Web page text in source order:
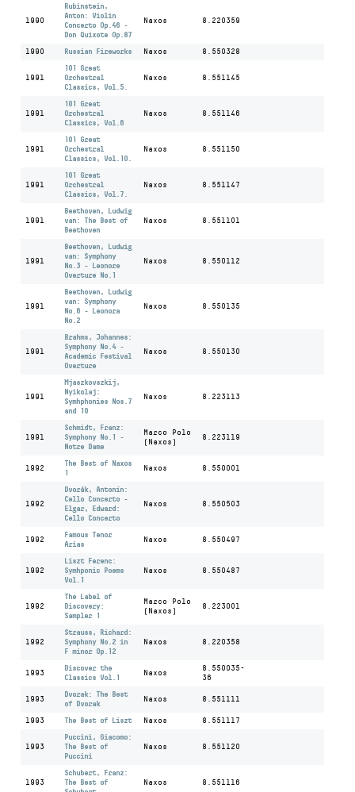
1990
Rubinstein,
Anton: Violin
Concerto Op.46 -
Don Quixote Op.87
Naxos 8.220359
1990 Russian Fireworks Naxos 8.550328
1991
101 Great
Orchestral
Classics, Vol.5.
Naxos 8.551145
1991
101 Great
Orchestral
Classics, Vol.6
Naxos 8.551146
1991
101 Great
Orchestral
Classics, Vol.10.
Naxos 8.551150
1991
101 Great
Orchestral
Classics, Vol.7.
Naxos 8.551147
1991
Beethoven, Ludwig
van: The Best of
Beethoven
Naxos 8.551101
1991
Beethoven, Ludwig
van: Symphony
No.3 - Leonore
Overture No.1
Naxos 8.550112
1991
Beethoven, Ludwig
van: Symphony
No.6 - Leonora
No.2
Naxos 8.550135
1991
Brahms, Johannes:
Symphony No.4 -
Academic Festival
Overture
Naxos 8.550130
1991
Mjaszkovszkij,
Nyikolaj:
Symhphonies Nos.7
and 10
Naxos 8.223113
1991
Schmidt, Franz:
Symphony No.1 -
Notre Dame
Marco Polo
(Naxos)
8.223119
1992
The Best of Naxos
1
Naxos 8.550001
1992
Dvorák, Antonín:
Cello Concerto -
Elgar, Edward:
Cello Concerto
Naxos 8.550503
1992
Famous Tenor
Arias
Naxos 8.550497
1992
Liszt Ferenc:
Symhponic Poems
Vol.1
Naxos 8.550487
1992
The Label of
Discovery:
Sampler 1
Marco Polo
(Naxos)
8.223001
1992
Strauss, Richard:
Symphony No.2 in
F minor Op.12
Naxos 8.220358
1993
Discover the
Classics Vol.1
Naxos
8.550035-
36
1993
Dvorak: The Best
of Dvorak
Naxos 8.551111
1993 The Best of Liszt Naxos 8.551117
1993
Puccini, Giacomo:
The Best of
Puccini
Naxos 8.551120
1993
Schubert, Franz:
The Best of
Naxos 8.551116